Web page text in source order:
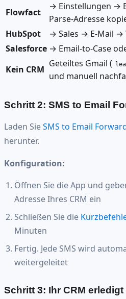
Flowfact
→ Einstellungen →
Parse-Adresse
HubSpot
→ Sales → E-Mail →
Salesforce → Email-to-Case
Kein CRM
Geteiltes Gmail (
und manuell
Schritt 2: SMS to Email
Laden SieSMS to Email
herunter.
Konfiguration:
Öffnen Sie die App und
Adresse Ihres CRM ein
Schließen Sie die
Minuten
Fertig. Jede SMS wird
weitergeleitet
Schritt 3: Ihr CRM